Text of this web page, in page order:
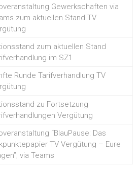
Gewerkschaften via
zum aktuellen Stand TV
zum aktuellen Stand
im SZ1
Runde Tarifverhandlung TV
zu Fortsetzung
Vergütung
“BlauPause: Das
TV Vergütung – Eure
via Teams